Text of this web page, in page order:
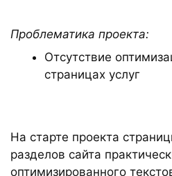
Проблематика проекта:
Отсутствие
страницах услуг
На старте проекта
разделов сайта
оптимизированного